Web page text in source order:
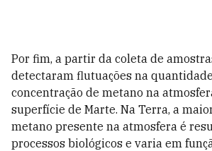
Por fim, a partir da coleta de
detectaram flutuações na
concentração de metano na
superfície de Marte. Na Terra, a
metano presente na atmosfera é
processos biológicos e varia em